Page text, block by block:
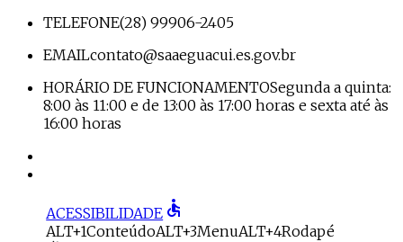
TELEFONE(28) 99906-2405
EMAILcontato@saaeguacui.es.gov.br
HORÁRIO DE FUNCIONAMENTOSegunda a quinta:
8:00 às 11:00 e de 13:00 às 17:00 horas e sexta até às
16:00 horas
ACESSIBILIDADE accessible
ALT+1ConteúdoALT+3MenuALT+4Rodapé